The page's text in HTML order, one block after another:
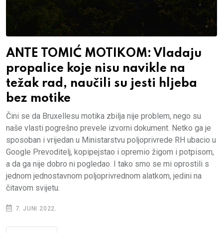
ANTE TOMIĆ MOTIKOM: Vladaju
propalice koje nisu navikle na
težak rad, naučili su jesti hljeba
bez motike
Čini se da Bruxellesu motika zbilja nije problem, nego su
naše vlasti pogrešno prevele izvorni dokument. Netko ga je
sposoban i vrijedan u Ministarstvu poljoprivrede RH ubacio u
Google Prevoditelj, kopipejstao i opremio žigom i potpisom,
a da ga nije dobro ni pogledao. I tako smo se mi oprostili s
jednom jednostavnom poljoprivrednom alatkom, jedini na
čitavom svijetu.
7. JUNI 2022.